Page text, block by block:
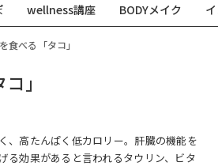
wellness講座 BODYメイク
食べる「タコ」
」
、高たんぱく低カロリー。肝臓の機能を
る効果があると言われるタウリン、ビタ
ルネス動画
ールディングス